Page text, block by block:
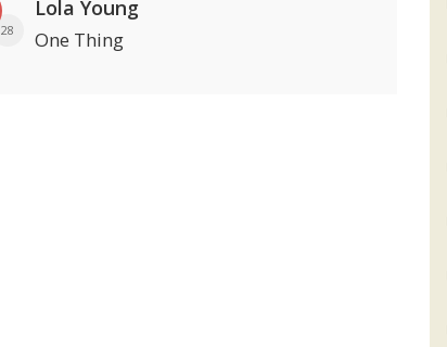
28
Lola Young
One Thing